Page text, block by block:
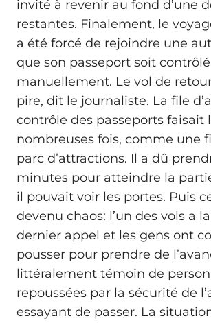
invité à revenir au fond d’une
restantes. Finalement, le
a été forcé de rejoindre une
que son passeport soit contrôlé
manuellement. Le vol de
pire, dit le journaliste. La file
contrôle des passeports faisait
nombreuses fois, comme une
parc d’attractions. Il a dû
minutes pour atteindre la
il pouvait voir les portes. Puis
devenu chaos: l’un des vols a
dernier appel et les gens ont
pousser pour prendre de
littéralement témoin de
repoussées par la sécurité de
essayant de passer. La